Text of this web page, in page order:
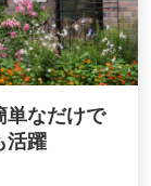
単なだけで
活躍